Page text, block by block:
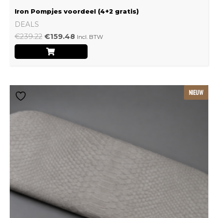
Iron Pompjes voordeel (4+2 gratis)
DEALS
€239.22 €159.48 Incl. BTW
NIEUW
meerdere
variaties.
gekozen